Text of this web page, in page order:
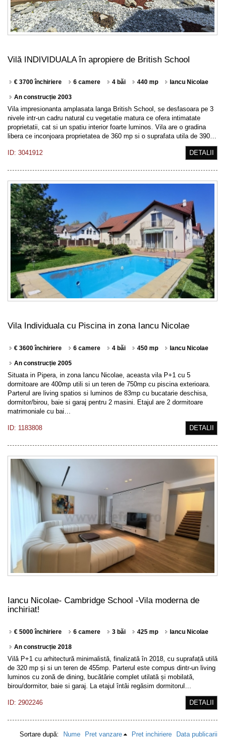
Vilă INDIVIDUALA în apropiere de British School
€ 3700 închiriere 6 camere 4 băi 440 mp Iancu Nicolae
An construcție 2003
Vila impresionanta amplasata langa British School, se desfasoara pe 3
nivele intr-un cadru natural cu vegetatie matura ce ofera intimatate
proprietatii, cat si un spatiu interior foarte luminos. Vila are o gradina
libera ce inconjoara proprietatea de 360 mp si o suprafata utila de 390…
ID: 3041912 DETALII
Vila Individuala cu Piscina in zona Iancu Nicolae
€ 3600 închiriere 6 camere 4 băi 450 mp Iancu Nicolae
An construcție 2005
Situata in Pipera, in zona Iancu Nicolae, aceasta vila P+1 cu 5
dormitoare are 400mp utili si un teren de 750mp cu piscina exterioara.
Parterul are living spatios si luminos de 83mp cu bucatarie deschisa,
dormitor/birou, baie si garaj pentru 2 masini. Etajul are 2 dormitoare
matrimoniale cu bai…
ID: 1183808 DETALII
Iancu Nicolae- Cambridge School -Vila moderna de
inchiriat!
€ 5000 închiriere 6 camere 3 băi 425 mp Iancu Nicolae
An construcție 2018
Vilă P+1 cu arhitectură minimalistă, finalizată în 2018, cu suprafață utilă
de 320 mp și si un teren de 455mp. Parterul este compus dintr-un living
luminos cu zonă de dining, bucătărie complet utilată și mobilată,
birou/dormitor, baie si garaj. La etajul întâi regăsim dormitorul…
ID: 2902246 DETALII
Sortare după: Nume Pret vanzare Pret inchiriere Data publicarii